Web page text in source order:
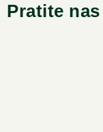
Pratite nas